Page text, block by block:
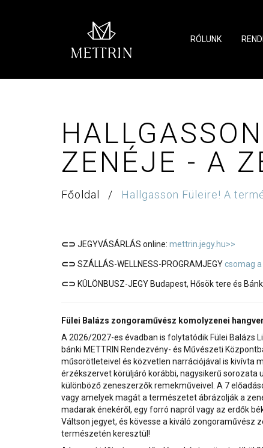
RÓLUNK
ZENÉJE - A
Főoldal / Hallgasson Füleire! A
⊂⊃ JEGYVÁSÁRLÁS online: mettrin.jegy.hu>>
⊂⊃ SZÁLLÁS-WELLNESS-PROGRAMJEGYcsomag
⊂⊃ KÜLÖNBUSZ-JEGY Budapest, Hősök tere és
Fülei Balázs zongoraművész komolyzenei
A 2026/2027-es évadban is folytatódik Fülei Balázs
bánki METTRIN Rendezvény- és Művészeti
műsorötleteivel és közvetlen narrációjával is kivívta
érzékszervet körüljáró korábbi, nagysikerű
különböző zeneszerzők remekműveivel. A 7
vagy amelyek magát a természetet ábrázolják a
madarak énekéről, egy forró napról vagy az erdők
Váltson jegyet, és kövesse a kiváló zongoraművész
természetén keresztül!